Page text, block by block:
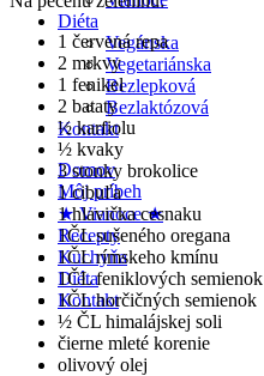
Diéta
Vegánska
Vegetariánska
Bezlepková
Bezlaktózová
Kontakt
Domov
Môj príbeh
★ Vianoce ★
Recepty
Kuchyňa
Diéta
Kontakt
1 červená repa
2 mrkvy
1 fenikel
2 bataty
½ karfiolu
½ kvaky
3 stonky brokolice
1 cibuľa
1 hlavička cesnaku
1ČL sušeného oregana
1ČL rímskeho kmínu
1ČL feniklových semienok
1ČL horčičných semienok
½ ČL himalájskej soli
čierne mleté korenie
olivový olej